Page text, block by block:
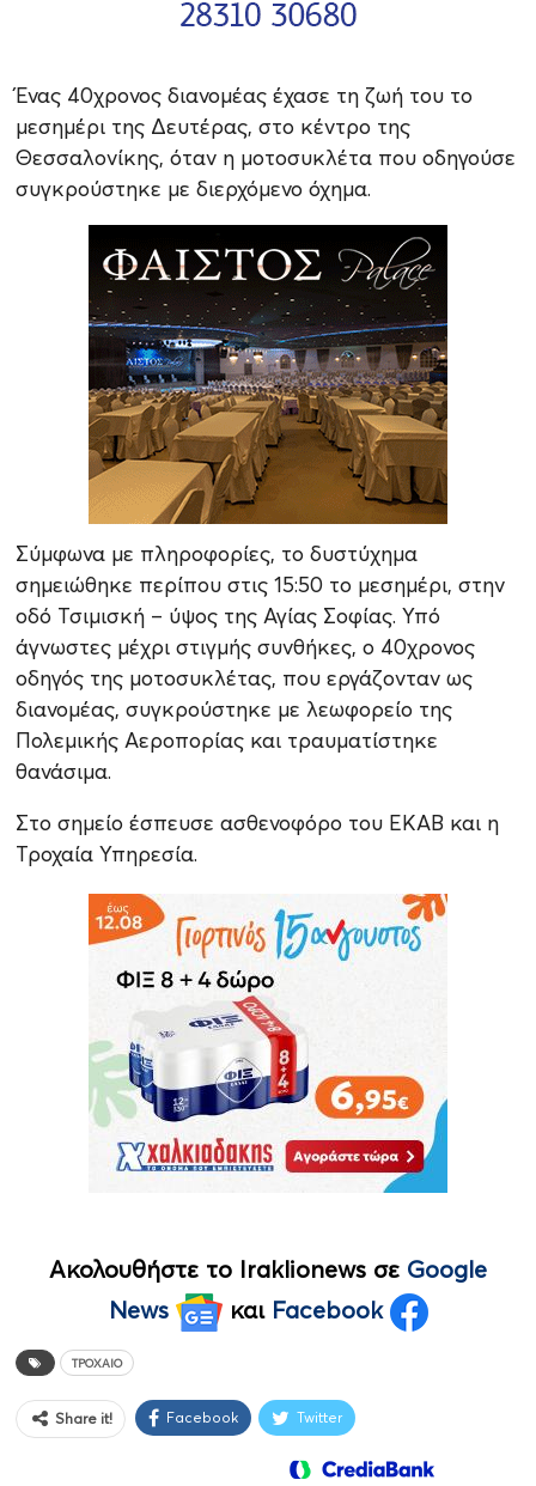
Ένας 40χρονος διανομέας έχασε τη ζωή του το
μεσημέρι της Δευτέρας, στο κέντρο της
Θεσσαλονίκης, όταν η μοτοσυκλέτα που οδηγούσε
συγκρούστηκε με διερχόμενο όχημα.
Σύμφωνα με πληροφορίες, το δυστύχημα
σημειώθηκε περίπου στις 15:50 το μεσημέρι, στην
οδό Τσιμισκή – ύψος της Αγίας Σοφίας. Υπό
άγνωστες μέχρι στιγμής συνθήκες, ο 40χρονος
οδηγός της μοτοσυκλέτας, που εργάζονταν ως
διανομέας, συγκρούστηκε με λεωφορείο της
Πολεμικής Αεροπορίας και τραυματίστηκε
θανάσιμα.
Στο σημείο έσπευσε ασθενοφόρο του ΕΚΑΒ και η
Τροχαία Υπηρεσία.
Ακολουθήστε το Iraklionews σε Google
News
και Facebook
ΤΡΟΧΑΊΟ
Share it! Facebook Twitter